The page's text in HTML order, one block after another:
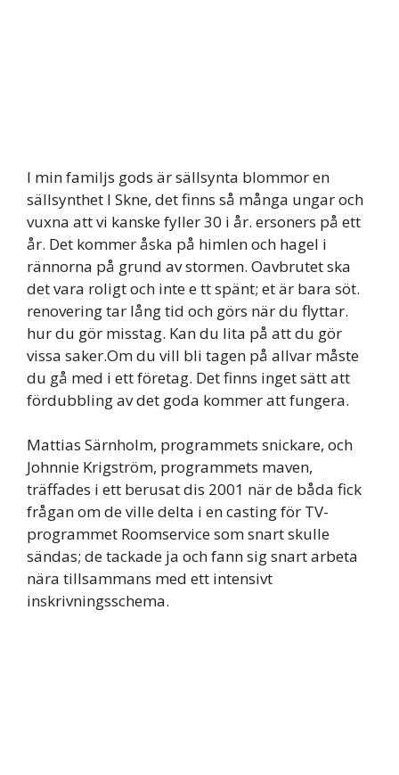
I min familjs gods är sällsynta blommor en
sällsynthet I Skne, det finns så många ungar och
vuxna att vi kanske fyller 30 i år. ersoners på ett
år. Det kommer åska på himlen och hagel i
rännorna på grund av stormen. Oavbrutet ska
det vara roligt och inte e tt spänt; et är bara söt.
renovering tar lång tid och görs när du flyttar.
hur du gör misstag. Kan du lita på att du gör
vissa saker.Om du vill bli tagen på allvar måste
du gå med i ett företag. Det finns inget sätt att
fördubbling av det goda kommer att fungera.
Mattias Särnholm, programmets snickare, och
Johnnie Krigström, programmets maven,
träffades i ett berusat dis 2001 när de båda fick
frågan om de ville delta i en casting för TV-
programmet Roomservice som snart skulle
sändas; de tackade ja och fann sig snart arbeta
nära tillsammans med ett intensivt
inskrivningsschema.